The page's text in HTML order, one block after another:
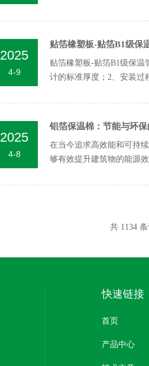
2025
4-9
贴箔橡塑板-贴箔B1级保
贴箔橡塑板-贴箔B1级保
计的标准厚度；2、安装过
2025
4-8
铝箔保温棉：节能与环
在当今追求高效能和可持
够有效提升建筑物的能源
共 1134
快速链接
首页
产品中心